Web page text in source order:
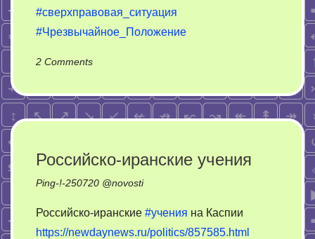
#сверхправовая_ситуация
#Чрезвычайное_Положение
2 Commentson
прикололся
над
Российско-иранские учения
Ping-!-250720 @novosti
Российско-иранские #учения на Каспии
https://newdaynews.ru/politics/857585.html